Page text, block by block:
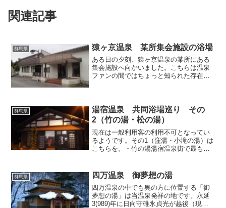
関連記事
群馬県 猿ヶ京温泉 某所集会施設の浴場
ある日の夕刻、猿ヶ京温泉の某所にある
集会施設へ向かいました。こちらは温泉
ファンの間ではちょっと知られた存在で
けです。とはいえ原則的に...
群馬県
湯宿温泉 共同浴場巡り その
2（竹の湯・松の湯）
現在は一般利用客の利用不可となってい
るようです。その1（窪湯・小滝の湯）は
こちらを。・竹の湯湯宿温泉街で最も東
観で、誰が見ても外湯だとわかるは
ず。 内部もやはり「窪湯」っ...
群馬県 四万温泉 御夢想の湯
四万温泉の中でも奥の方に位置する「御
夢想の湯」は当温泉発祥の地です。永延
3(989)年に日向守碓氷貞光が越後（現新